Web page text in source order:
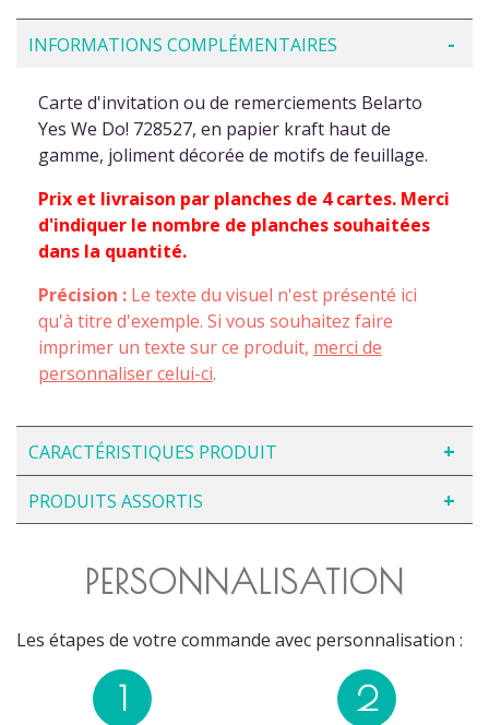
INFORMATIONS COMPLÉMENTAIRES
Carte d'invitation ou de remerciements Belarto
Yes We Do! 728527, en papier kraft haut de
gamme, joliment décorée de motifs de feuillage.
Prix et livraison par planches de 4 cartes. Merci
d'indiquer le nombre de planches souhaitées
dans la quantité.
Précision : Le texte du visuel n'est présenté ici
qu'à titre d'exemple. Si vous souhaitez faire
imprimer un texte sur ce produit, merci de
personnaliser celui-ci.
CARACTÉRISTIQUES PRODUIT
PRODUITS ASSORTIS
PERSONNALISATION
Les étapes de votre commande avec personnalisation :
1 2